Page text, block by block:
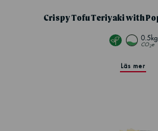
Crispy Tofu Teriyaki with
0.5kg
CO2e
Läs mer